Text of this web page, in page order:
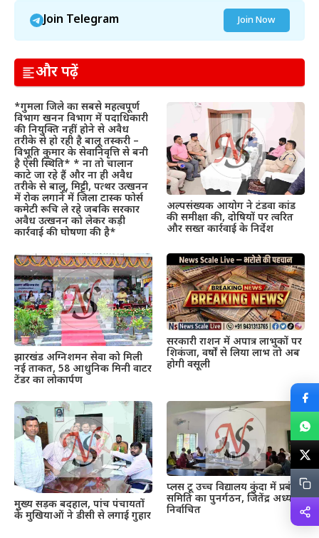
Join Telegram Join Now
और पढ़ें
*गुमला जिले का सबसे महत्वपूर्ण
विभाग खनन विभाग में पदाधिकारी
की नियुक्ति नहीं होने से अवैध
तरीके से हो रही है बालू तस्करी –
विभूति कुमार के सेवानिवृत्ति से बनी
है ऐसी स्थिति* * ना तो चालान
काटे जा रहे हैं और ना ही अवैध
तरीके से बालू, मिट्टी, पत्थर उत्खनन
में रोक लगाने में जिला टास्क फोर्स
कमेटी रूचि ले रहे जबकि सरकार
अवैध उत्खनन को लेकर कड़ी
कार्रवाई की घोषणा की है*
अल्पसंख्यक आयोग ने टंडवा कांड
की समीक्षा की, दोषियों पर त्वरित
और सख्त कार्रवाई के निर्देश
झारखंड अग्निशमन सेवा को मिली
नई ताकत, 58 आधुनिक मिनी वाटर
टेंडर का लोकार्पण
सरकारी राशन में अपात्र लाभुकों पर
शिकंजा, वर्षों से लिया लाभ तो अब
होगी वसूली
मुख्य सड़क बदहाल, पांच पंचायतों
के मुखियाओं ने डीसी से लगाई गुहार
प्लस टू उच्च विद्यालय कुंदा में प्रबंधन
समिति का पुनर्गठन, जितेंद्र अध्यक्ष
निर्वाचित